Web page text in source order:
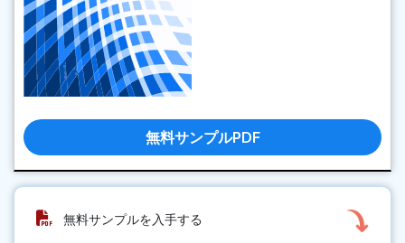
無料サンプルPDF
無料サンプルを入手する